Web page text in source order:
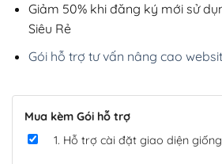
Giảm 50% khi đăng ký mới sử
Siêu Rẻ
Gói hỗ trợ tư vấn nâng cao
Mua kèm Gói hỗ trợ
1. Hỗ trợ cài đặt giao diện